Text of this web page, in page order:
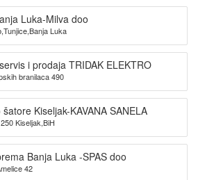
Luka-Milva doo
Luka
i prodaja TRIDAK ELEKTRO
branilaca 490
Kiseljak-KAVANA SANELA
Kiseljak,BiH
Banja Luka -SPAS doo
42